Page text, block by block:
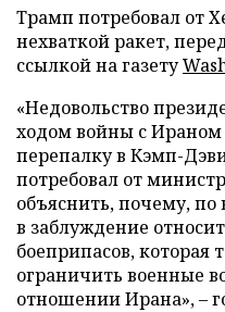
Трамп потребовал от
нехваткой ракет,
ссылкой на газету
«Недовольство
ходом войны с Ираном
перепалку в Кэмп-
потребовал от
объяснить, почему, по
в заблуждение
боеприпасов, которая
ограничить военные
отношении Ирана», –